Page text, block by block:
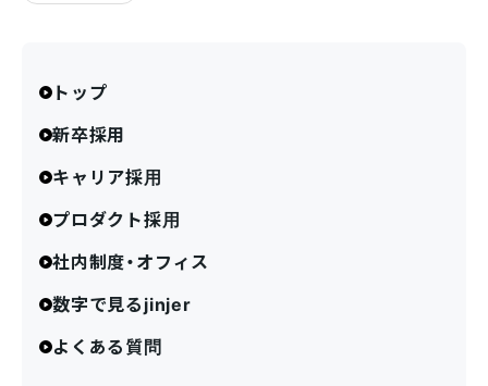
トップ
新卒採用
キャリア採用
プロダクト採用
社内制度・オフィス
数字で見るjinjer
よくある質問